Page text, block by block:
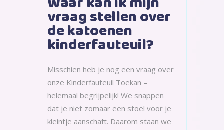
vraag stellen over
de katoenen
kinderfauteuil?
Misschien heb je nog een vraag over
onze Kinderfauteuil Toekan –
helemaal begrijpelijk! We snappen
dat je niet zomaar een stoel voor je
kleintje aanschaft. Daarom staan we